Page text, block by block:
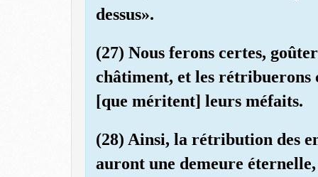
dessus».
(27) Nous ferons certes,
châtiment, et les
[que méritent] leurs méfaits.
(28) Ainsi, la rétribution des
auront une demeure